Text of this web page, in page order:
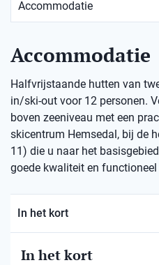
Accommodatie
Halfvrijstaande hutten van
in/ski-out voor 12 personen.
boven zeeniveau met een
skicentrum Hemsedal, bij de
11) die u naar het
goede kwaliteit en
In het kort
In het kort